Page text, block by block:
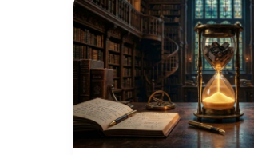
Ruang
Aman:
Membedah
Arsitektur
Kognitif
Pembelajar